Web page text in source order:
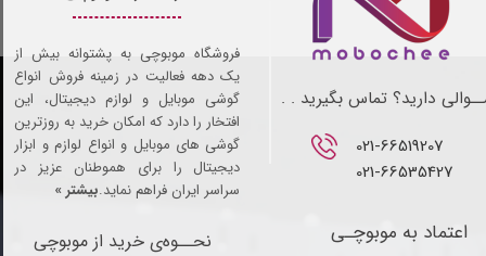
021-66519207​​​​​​​
021-66535427
دارید؟ تماس بگیرید . .
نحــوه‌ی خرید از موبوچی اعتماد به موبوچـی
فروشگاه موبوچی به پشتوانه بیش از
یک دهه فعالیت در زمینه فروش انواع
گوشی موبایل و لوازم دیجیتال، این
افتخار را دارد که امکان خرید به روزترین
گوشی های موبایل و انواع لوازم و ابزار
دیجیتال را برای هموطنان عزیز در
سراسر ایران فراهم نماید.بیشتر »